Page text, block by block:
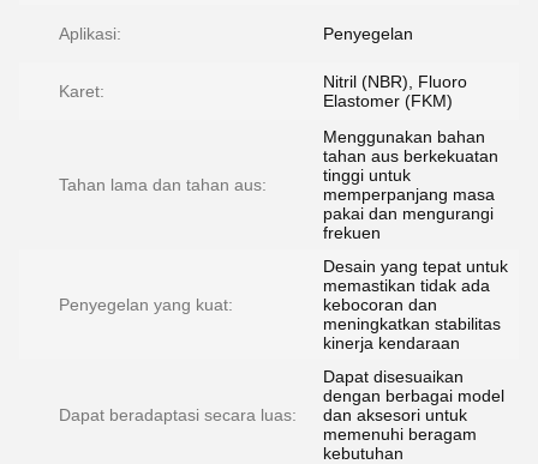
Aplikasi: Penyegelan
Karet:
Nitril (NBR), Fluoro
Elastomer (FKM)
Tahan lama dan tahan aus:
Menggunakan bahan
tahan aus berkekuatan
tinggi untuk
memperpanjang masa
pakai dan mengurangi
frekuen
Penyegelan yang kuat:
Desain yang tepat untuk
memastikan tidak ada
kebocoran dan
meningkatkan stabilitas
kinerja kendaraan
Dapat beradaptasi secara luas:
Dapat disesuaikan
dengan berbagai model
dan aksesori untuk
memenuhi beragam
kebutuhan